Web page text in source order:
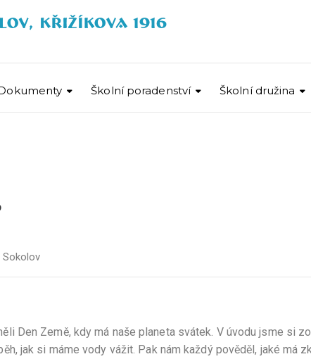
Školní poradenství Školní družina
Sokolov
Den Země, kdy má naše planeta svátek. V úvodu jsme si
jak si máme vody vážit. Pak nám každý pověděl, jaké má